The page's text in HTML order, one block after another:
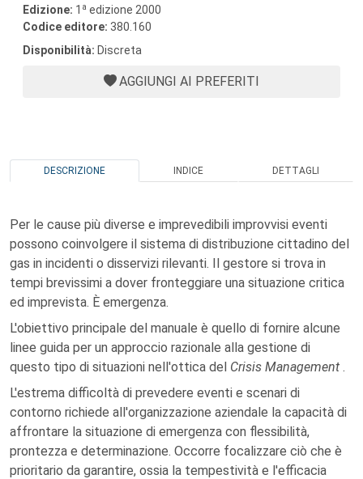
Edizione: 1 a edizione 2000
Codice editore: 380.160
Disponibilità: Discreta
AGGIUNGI AI PREFERITI
DESCRIZIONE INDICE DETTAGLI
Per le cause più diverse e imprevedibili improvvisi eventi
possono coinvolgere il sistema di distribuzione cittadino del
gas in incidenti o disservizi rilevanti. Il gestore si trova in
tempi brevissimi a dover fronteggiare una situazione critica
ed imprevista. È emergenza.
L'obiettivo principale del manuale è quello di fornire alcune
linee guida per un approccio razionale alla gestione di
questo tipo di situazioni nell'ottica del Crisis Management .
L'estrema difficoltà di prevedere eventi e scenari di
contorno richiede all'organizzazione aziendale la capacità di
affrontare la situazione di emergenza con flessibilità,
prontezza e determinazione. Occorre focalizzare ciò che è
prioritario da garantire, ossia la tempestività e l'efficacia